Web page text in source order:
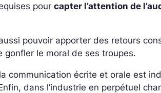
pourcapter l’attention de
pouvoir apporter des retours
gonfler le moral de ses troupes.
communication écrite et orale est
dans l’industrie en perpétuel